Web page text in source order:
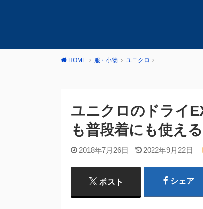
HOME 服・小物 ユニクロ
ユニクロのドライ
も普段着にも使え
2018年7月26日 2022年9月22日
ポスト シェア